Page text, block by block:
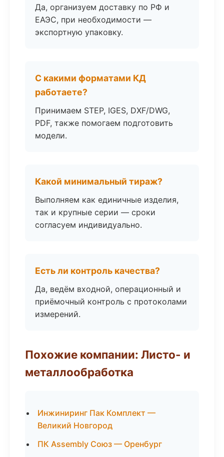
Да, организуем доставку по РФ и
ЕАЭС, при необходимости —
экспортную упаковку.
С какими форматами КД
работаете?
Принимаем STEP, IGES, DXF/DWG,
PDF, также помогаем подготовить
модели.
Какой минимальный тираж?
Выполняем как единичные изделия,
так и крупные серии — сроки
согласуем индивидуально.
Есть ли контроль качества?
Да, ведём входной, операционный и
приёмочный контроль с протоколами
измерений.
Похожие компании: Листо- и
металлообработка
Инжиниринг Пак Комплект —
Великий Новгород
ПК Assembly Союз — Оренбург